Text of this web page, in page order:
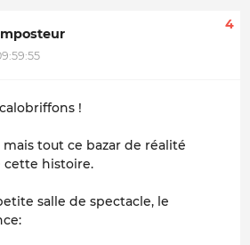
4
!
tout ce bazar de réalité
cette histoire.
salle de spectacle, le